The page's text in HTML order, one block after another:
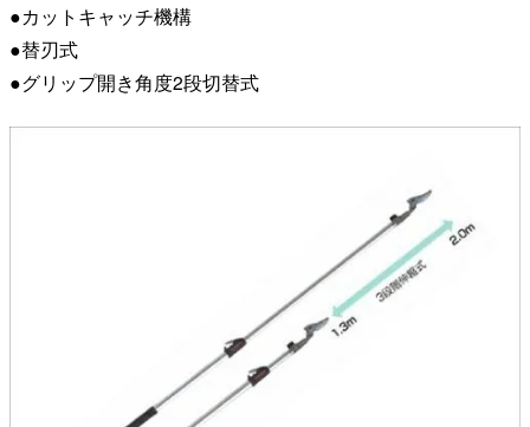
●カットキャッチ機構
●替刃式
●グリップ開き角度2段切替式